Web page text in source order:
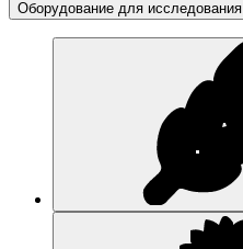
Оборудование для исследования